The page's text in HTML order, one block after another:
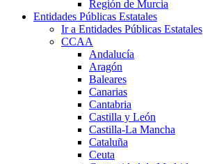
Región de Murcia
Entidades Públicas Estatales
Ir a Entidades Públicas Estatales
CCAA
Andalucía
Aragón
Baleares
Canarias
Cantabria
Castilla y León
Castilla-La Mancha
Cataluña
Ceuta